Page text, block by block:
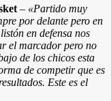
– «Partido muy
por delante pero en
en defensa nos
el marcador pero no
de los chicos esta
de competir que es
Este es el